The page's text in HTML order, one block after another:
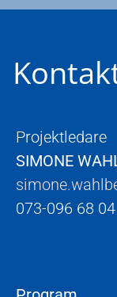
Projektledare
SIMONE
073-096 68 04